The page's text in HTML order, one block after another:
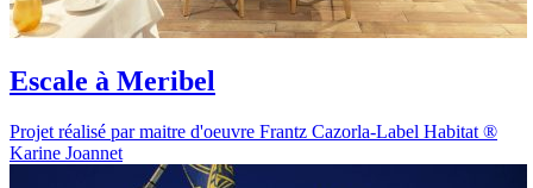
Escale à Meribel
Projet réalisé par maitre d'oeuvre Frantz Cazorla-Label Habitat ®
Karine Joannet